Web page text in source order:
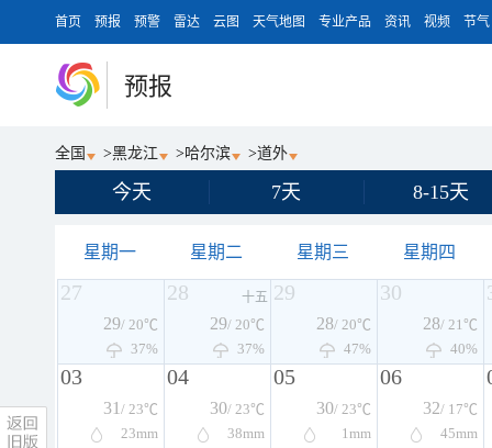
首页 预报 预警 雷达 云图 天气地图 专业产品 资讯 视频 节气
预报
全国 >黑龙江 >哈尔滨 >道外
今天 7天 8-15天
星期一 星期二 星期三 星期四
27
29/ 20℃
37%
28 十五
29/ 20℃
37%
29
28/ 20℃
47%
30
28/ 21℃
40%
03
31 / 23℃
23mm
04
30/ 23℃
38mm
05
30/ 23℃
1mm
06
32/ 17℃
45mm